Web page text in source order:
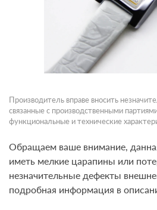
Производитель вправе вносить
связанные с производственными
функциональные и технические
Обращаем ваше внимание,
иметь мелкие царапины или
незначительные дефекты
подробная информация в